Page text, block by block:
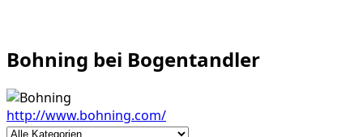
Bohning bei Bogentandler
http://www.bohning.com/